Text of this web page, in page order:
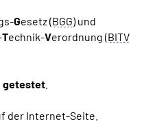
Gesetz (BGG) und
Technik-Verordnung (BITV
getestet
der Internet-Seite.